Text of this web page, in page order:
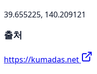
39.655225, 140.209121
출처
https://kumadas.net